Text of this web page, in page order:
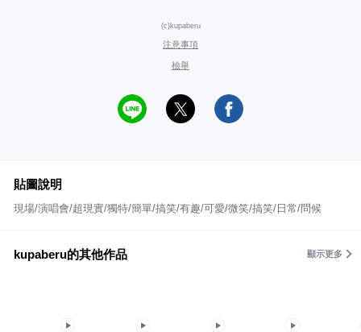
(c)kupaberu
注意事項
檢舉
貼圖說明
現場/演唱會/超現實/獨特/簡單/搞笑/有趣/可愛/微笑/搞笑/日常/問候
kupaberu的其他作品 顯示更多